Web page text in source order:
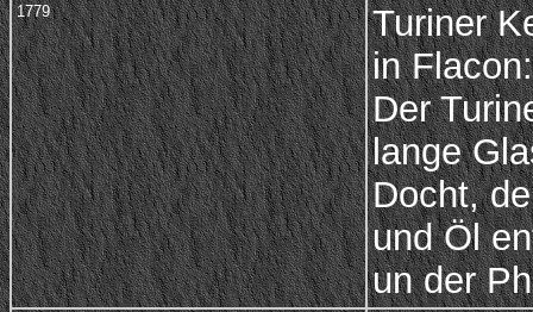
1779
Turiner
in Flacon:
Der
lange
Docht,
und Öl
un der